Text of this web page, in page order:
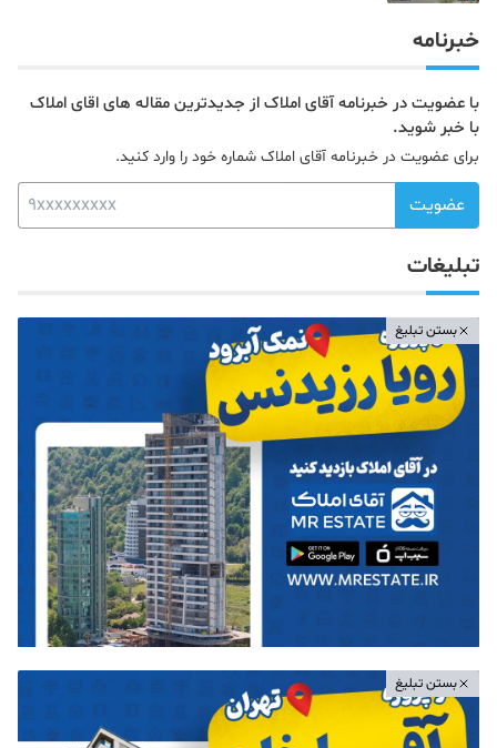
خبرنامه
با عضویت در خبرنامه آقای املاک از جدیدترین مقاله های اقای املاک
با خبر شوید.
برای عضویت در خبرنامه آقای املاک شماره خود را وارد کنید.
عضویت
تبلیغات
بستن تبلیغ
بستن تبلیغ